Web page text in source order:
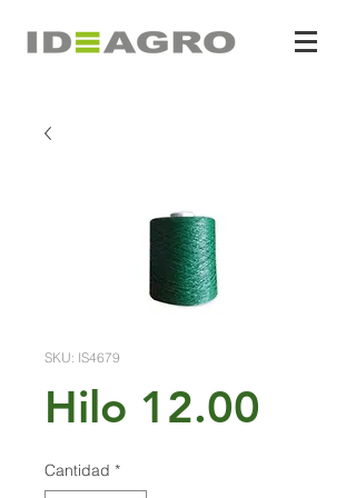
SKU: IS4679
Hilo 12.00
Cantidad *